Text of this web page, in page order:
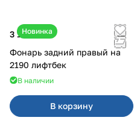
Новинка
3 100 ₽
Фонарь задний правый на
2190 лифтбек
В наличии
В корзину